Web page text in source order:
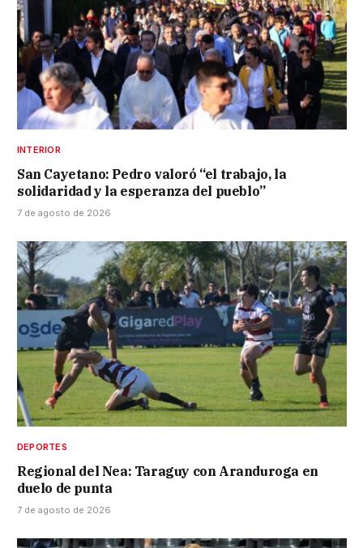
INTERIOR
San Cayetano: Pedro valoró “el trabajo, la
solidaridad y la esperanza del pueblo”
7 de agosto de 2026
DEPORTES
Regional del Nea: Taraguy con Aranduroga en
duelo de punta
7 de agosto de 2026